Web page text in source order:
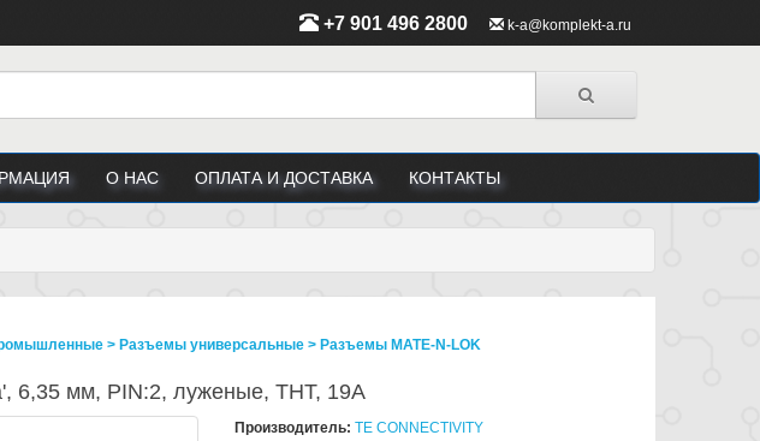
+7 901 496 2800 k-a@komplekt-a.ru
О НАС ОПЛАТА И ДОСТАВКА КОНТАКТЫ
> Разъeмы универсальные > Разъeмы MATE-N-LOK
6,35 мм, PIN:2, луженые, THT, 19А
Производитель: TE CONNECTIVITY